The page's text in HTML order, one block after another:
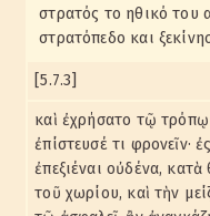
στρατός το ηθικό του
στρατόπεδο και
[5.7.3]
καὶ ἐχρήσατο τῷ
ἐπίστευσέ τι φρονεῖν·
ἐπεξιέναι οὐδένα,
τοῦ χωρίου, καὶ τὴν